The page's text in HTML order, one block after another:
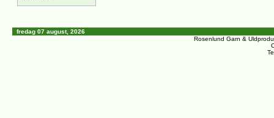
fredag 07 august, 2026
Rosenlund Garn &